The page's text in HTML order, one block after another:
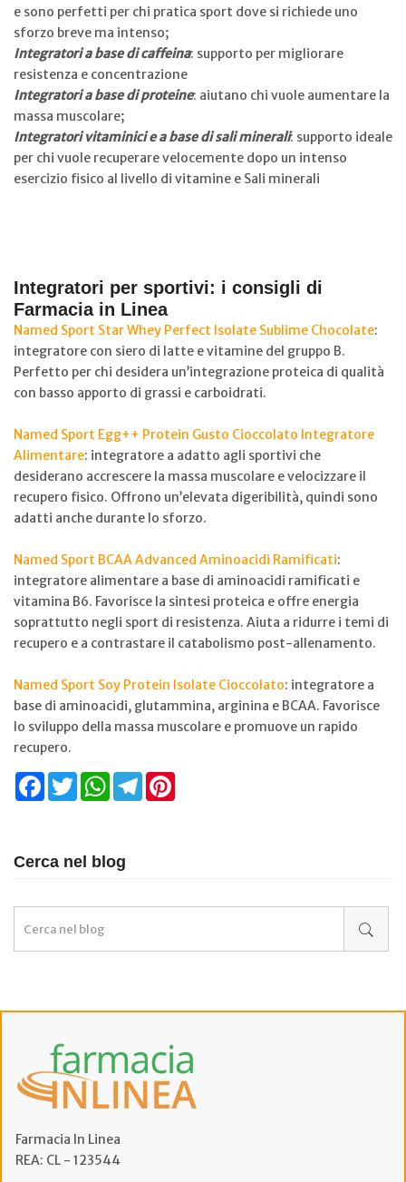
Cerca nel blog
e sono perfetti per chi pratica sport dove si richiede uno
sforzo breve ma intenso;
Integratori a base di caffeina: supporto per migliorare
resistenza e concentrazione
Integratori a base di proteine: aiutano chi vuole aumentare la
massa muscolare;
Integratori vitaminici e a base di sali minerali: supporto ideale
per chi vuole recuperare velocemente dopo un intenso
esercizio fisico al livello di vitamine e Sali minerali
Integratori per sportivi: i consigli di
Farmacia in Linea
Named Sport Star Whey Perfect Isolate Sublime Chocolate:
integratore con siero di latte e vitamine del gruppo B.
Perfetto per chi desidera un’integrazione proteica di qualità
con basso apporto di grassi e carboidrati.
Named Sport Egg++ Protein Gusto Cioccolato Integratore
Alimentare: integratore a adatto agli sportivi che
desiderano accrescere la massa muscolare e velocizzare il
recupero fisico. Offrono un’elevata digeribilità, quindi sono
adatti anche durante lo sforzo.
Named Sport BCAA Advanced Aminoacidi Ramificati:
integratore alimentare a base di aminoacidi ramificati e
vitamina B6. Favorisce la sintesi proteica e offre energia
soprattutto negli sport di resistenza. Aiuta a ridurre i temi di
recupero e a contrastare il catabolismo post-allenamento.
Named Sport Soy Protein Isolate Cioccolato: integratore a
base di aminoacidi, glutammina, arginina e BCAA. Favorisce
lo sviluppo della massa muscolare e promuove un rapido
recupero.
FacebookTwitterWhatsAppTelegram
Farmacia In Linea
REA: CL - 123544